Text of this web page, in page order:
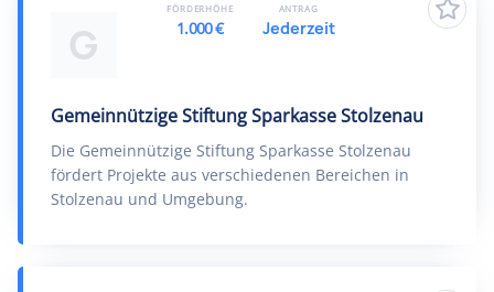
G
Gemeinnützige Stiftung Sparkasse Stolzenau
Die Gemeinnützige Stiftung Sparkasse Stolzenau
fördert Projekte aus verschiedenen Bereichen in
Stolzenau und Umgebung.
FÖRDERHÖHE
1.000 €
ANTRAG
Jederzeit